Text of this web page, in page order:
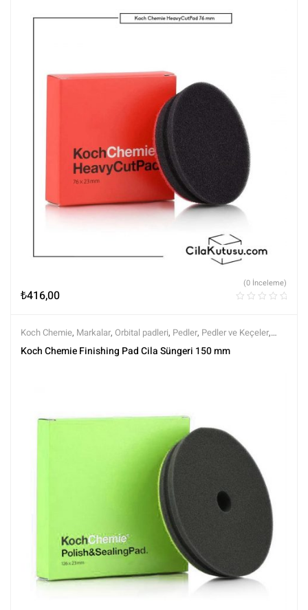
₺416,00
(0 İnceleme)
Koch Chemie, Markalar, Orbital padleri, Pedler, Pedler ve Keçeler,
Polisaj,Polisaj ve Parlatma,Tüm Ürünler,Tüm Ürünler
Koch Chemie Finishing Pad Cila Süngeri 150 mm